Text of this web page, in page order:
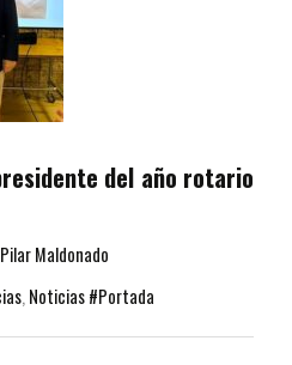
del año rotario
Pilar Maldonado
, Noticias #Portada